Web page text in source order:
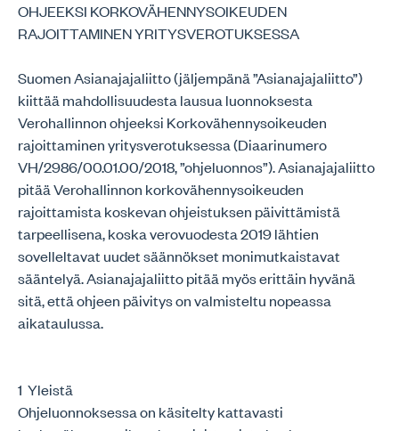
OHJEEKSI KORKOVÄHENNYSOIKEUDEN
RAJOITTAMINEN YRITYSVEROTUKSESSA
Suomen Asianajajaliitto (jäljempänä ”Asianajajaliitto”)
kiittää mahdollisuudesta lausua luonnoksesta
Verohallinnon ohjeeksi Korkovähennysoikeuden
rajoittaminen yritysverotuksessa (Diaarinumero
VH/2986/00.01.00/2018, ”ohjeluonnos”). Asianajajaliitto
pitää Verohallinnon korkovähennysoikeuden
rajoittamista koskevan ohjeistuksen päivittämistä
tarpeellisena, koska verovuodesta 2019 lähtien
sovelleltavat uudet säännökset monimutkaistavat
sääntelyä. Asianajajaliitto pitää myös erittäin hyvänä
sitä, että ohjeen päivitys on valmisteltu nopeassa
aikataulussa.
1 Yleistä
Ohjeluonnoksessa on käsitelty kattavasti